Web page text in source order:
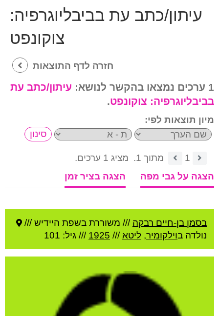
עיתון/כתב עת בביבליוגרפיה:
צוקונפט
חזרה לדף התוצאות
1 ערכים נמצאו בהקשר לנושא:
עיתון/כתב עת
בביבליוגרפיה: צוקונפט.
מיון תוצאות לפי:
1 מתוך 1.
מציג 1 ערכים.
הצגה על גבי מפה
הצגה בציר זמן
בסמן בן-חיים רבקה /// משוררת בשפת היידיש ///
נולדה בוילקומיר, ליטא ///
1925 /// גיל: 101